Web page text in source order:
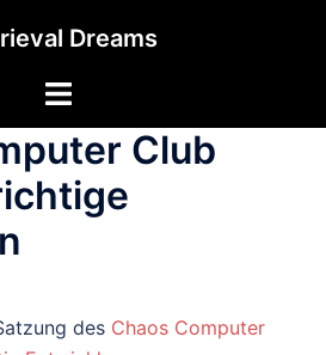
Dreams
Menü
Club
des Chaos Computer